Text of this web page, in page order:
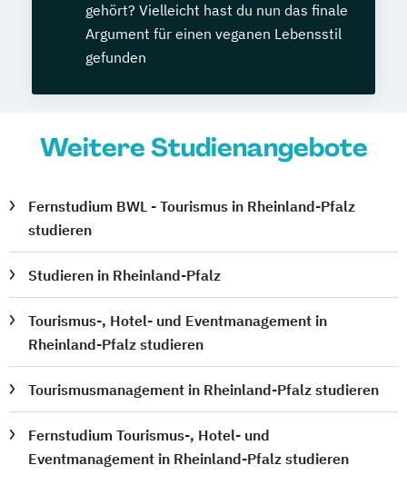
gehört? Vielleicht hast du nun das finale
Argument für einen veganen Lebensstil
gefunden
Weitere Studienangebote
Fernstudium BWL - Tourismus in Rheinland-Pfalz
studieren
Studieren in Rheinland-Pfalz
Tourismus-, Hotel- und Eventmanagement in
Rheinland-Pfalz studieren
Tourismusmanagement in Rheinland-Pfalz studieren
Fernstudium Tourismus-, Hotel- und
Eventmanagement in Rheinland-Pfalz studieren